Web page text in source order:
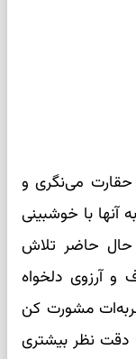
می‌نگری و
آنها با خوشبینی
حال حاضر تلاش
و آرزوی دلخواه
مشورت کن
دقت نظر بیشتری